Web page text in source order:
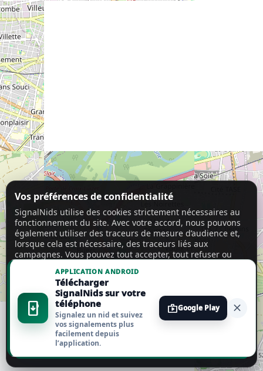
install_mobile
APPLICATION ANDROID
Télécharger
SignalNids sur votre
téléphone
Signalez un nid et suivez
vos signalements plus
facilement depuis
l’application.
shopGoogle Play close
Vos préférences de confidentialité
SignalNids utilise des cookies strictement nécessaires au
fonctionnement du site. Avec votre accord, nous pouvons
également utiliser des traceurs de mesure d’audience et,
lorsque cela est nécessaire, des traceurs liés aux
campagnes. Vous pouvez tout accepter, tout refuser ou
Tout accepter
Tout refuser